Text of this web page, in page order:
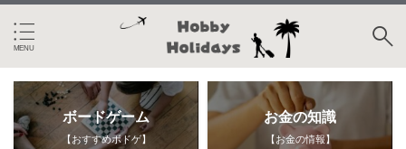
ボードゲーム
【おすすめボドゲ】
お金の知識
【お金の情報】